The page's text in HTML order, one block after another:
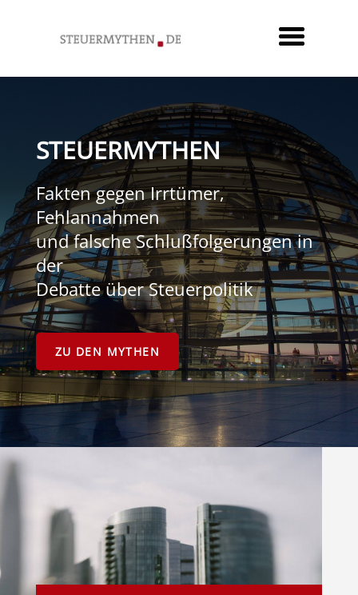
STEUERMYTHEN
Fakten gegen Irrtümer,
Fehlannahmen
und falsche Schlußfolgerungen in
der
Debatte über Steuerpolitik
ZU DEN MYTHEN